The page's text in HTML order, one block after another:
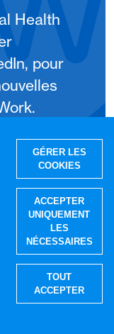
Health
pour
GÉRER LES
COOKIES
ACCEPTER
UNIQUEMENT
LES
NÉCESSAIRES
TOUT
ACCEPTER